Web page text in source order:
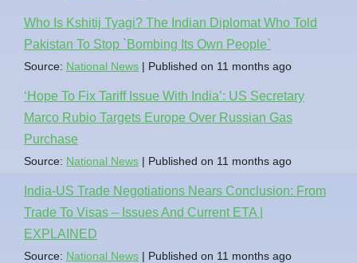
Who Is Kshitij Tyagi? The Indian Diplomat Who Told
Pakistan To Stop `Bombing Its Own People`
Source: National News Published on 11 months ago
‘Hope To Fix Tariff Issue With India’: US Secretary
Marco Rubio Targets Europe Over Russian Gas
Purchase
Source: National News Published on 11 months ago
India-US Trade Negotiations Nears Conclusion: From
Trade To Visas – Issues And Current ETA |
EXPLAINED
Source: National News Published on 11 months ago